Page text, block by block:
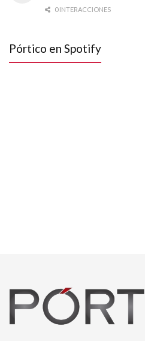
0 INTERACCIONES
Pórtico en Spotify